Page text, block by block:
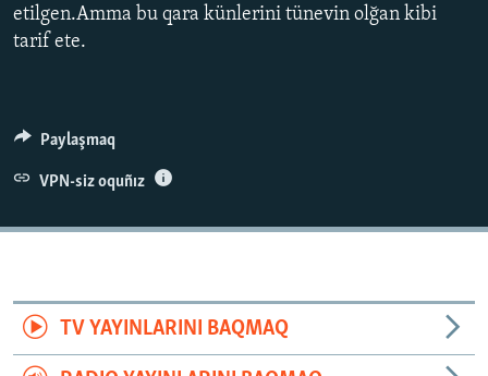
QOŞULIÑIZ!
RFE/RS bütün saytları
etilgen.Amma bu qara künlerini tünevin olğan kibi
tarif ete.
Paylaşmaq
VPN-siz oquñız
TV YAYINLARINI BAQMAQ